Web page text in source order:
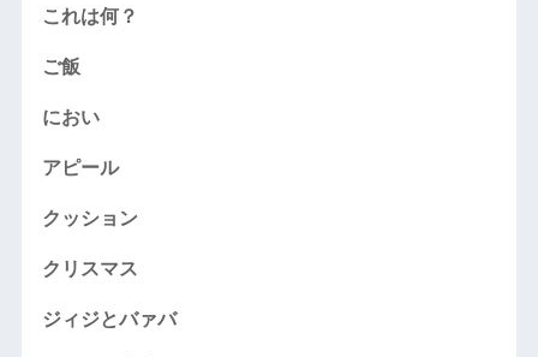
これは何？
ご飯
におい
アピール
クッション
クリスマス
ジィジとバァバ